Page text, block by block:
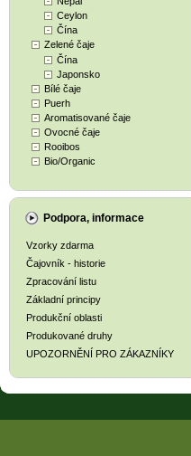
Ceylon
Čína
Zelené čaje
Čína
Japonsko
Bílé čaje
Puerh
Aromatisované čaje
Ovocné čaje
Rooibos
Bio/Organic
Podpora, informace
Vzorky zdarma
Čajovník - historie
Zpracování listu
Základní principy
Produkční oblasti
Produkované druhy
UPOZORNĚNÍ PRO ZÁKAZNÍKY